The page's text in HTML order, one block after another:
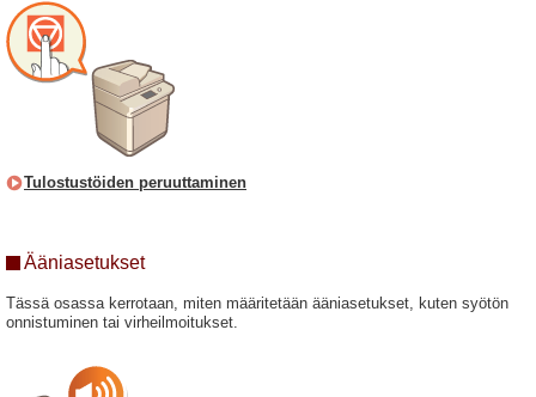
Tulostustöiden peruuttaminen
Ääniasetukset
Tässä osassa kerrotaan, miten määritetään ääniasetukset, kuten syötön
onnistuminen tai virheilmoitukset.